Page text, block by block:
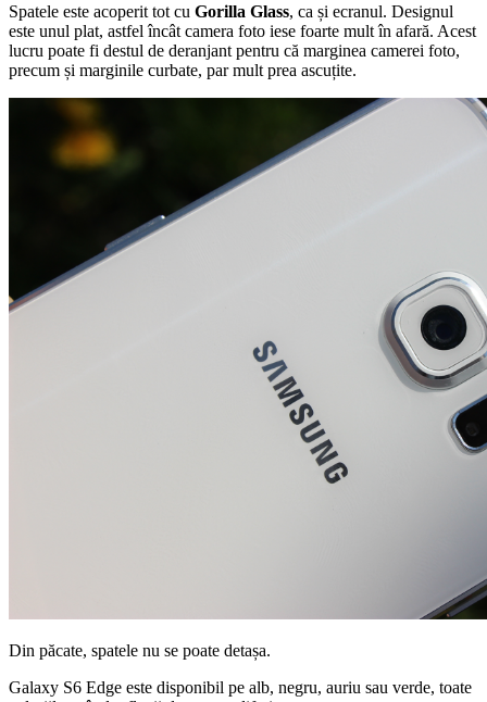
Spatele este acoperit tot cu Gorilla Glass, ca și ecranul. Designul
este unul plat, astfel încât camera foto iese foarte mult în afară. Acest
lucru poate fi destul de deranjant pentru că marginea camerei foto,
precum și marginile curbate, par mult prea ascuțite.
Din păcate, spatele nu se poate detașa.
Galaxy S6 Edge este disponibil pe alb, negru, auriu sau verde, toate